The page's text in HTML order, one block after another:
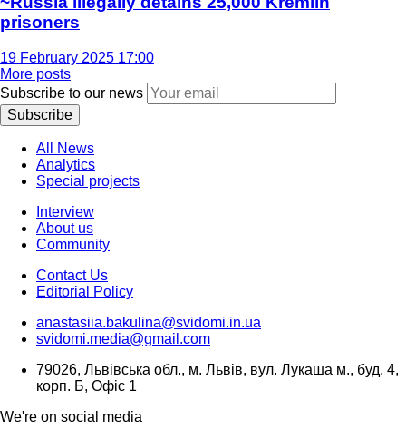
prisoners
19 February 2025 17:00
More posts
Subscribe to our news
Subscribe
All News
Analytics
Special projects
Interview
About us
Community
Contact Us
Editorial Policy
anastasiia.bakulina@svidomi.in.ua
svidomi.media@gmail.com
79026, Львівська обл., м. Львів, вул. Лукаша м., буд. 4,
корп. Б, Офіс 1
We're on social media